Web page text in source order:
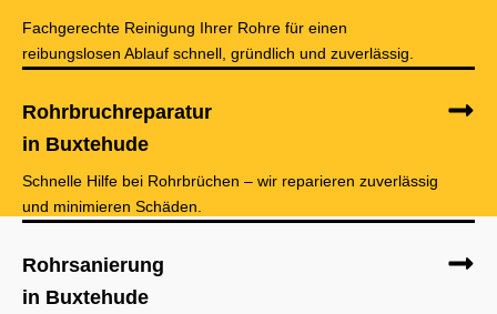
Fachgerechte Reinigung Ihrer Rohre für einen
reibungslosen Ablauf schnell, gründlich und zuverlässig.
Rohrbruchreparatur
in Buxtehude
Schnelle Hilfe bei Rohrbrüchen – wir reparieren zuverlässig
und minimieren Schäden.
Rohrsanierung
in Buxtehude